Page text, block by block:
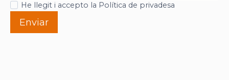
He llegit i accepto la Política de privadesa
Enviar